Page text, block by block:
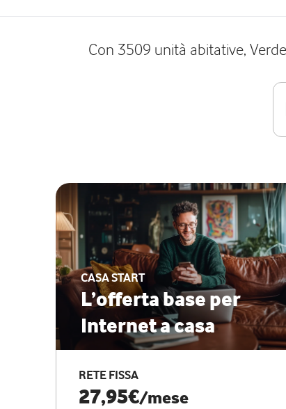
Con 3509 unità abitative,
CASA START
L’offerta base per
Internet a casa
RETE FISSA
27,95€/mese